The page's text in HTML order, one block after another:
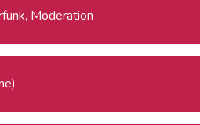
Moderation